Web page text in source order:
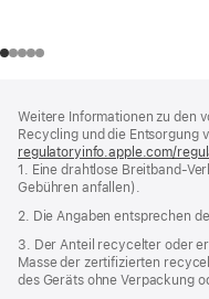
Weitere Informationen zu den
Recycling und die Entsorgung
regulatoryinfo.apple.com/
1. Eine drahtlose Breitband-
Gebühren anfallen).
2. Die Angaben entsprechen
3. Der Anteil recycelter oder
Masse der zertifizierten
des Geräts ohne Verpackung